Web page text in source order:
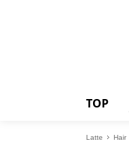
TOP
Latte Hair